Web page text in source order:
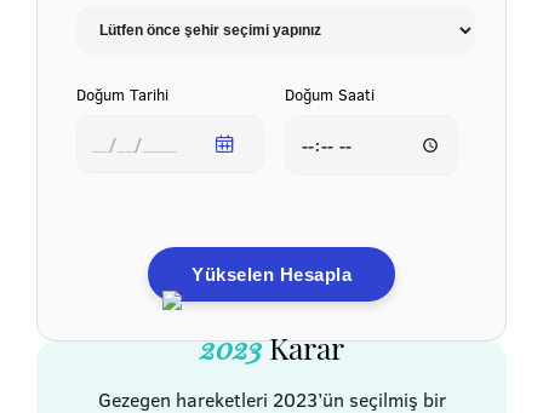
Doğum Tarihi Doğum Saati
Yükselen Hesapla
2023Karar
Gezegen hareketleri 2023’ün seçilmiş bir